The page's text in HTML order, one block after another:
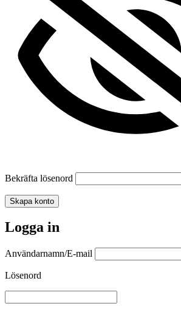
Bekräfta lösenord
Skapa konto
Logga in
Användarnamn/E-mail
Lösenord